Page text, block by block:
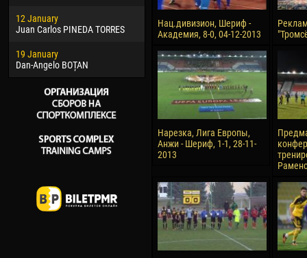
12 January
Juan Carlos PINEDA TORRES
19 January
Dan-Angelo BOȚAN
26 March
Vitor Hugo Morais de OLIVEIRA
Raí LOPES DE OLIVEIRA
10
Нац.дивизион, Шериф -
Академия, 8-0, 04-12-2013
Нарезка, Лига Европы,
Анжи - Шериф, 1-1, 28-11-
2013